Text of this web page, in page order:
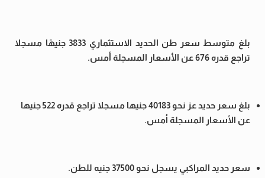
بلغ متوسط سعر طن الحديد الاستثماري 3833 جنيهًا مسجلا
تراجع قدره 676 عن الأسعار المسجلة أمس.
بلغ سعر حديد عز نحو 40183 جنيها مسجلا تراجع قدره 522 جنيها
عن الأسعار المسجلة أمس.
سعر حديد المراكبي يسجل نحو 37500 جنيه للطن.